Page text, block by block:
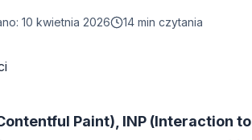
10 kwietnia 2026 14 min czytania
Paint), INP (Interaction to